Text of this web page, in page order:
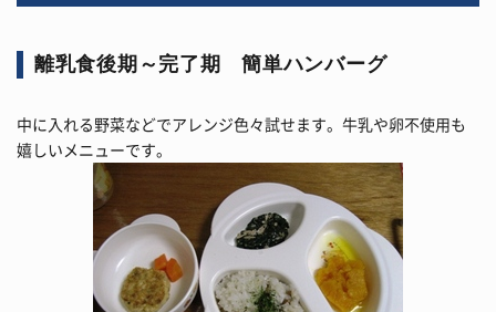
離乳食後期～完了期 簡単ハンバーグ
中に入れる野菜などでアレンジ色々試せます。牛乳や卵不使用も
嬉しいメニューです。